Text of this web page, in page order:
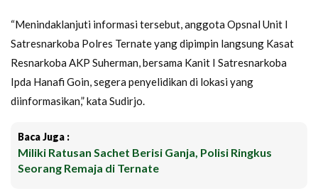
“Menindaklanjuti informasi tersebut, anggota Opsnal Unit I
Satresnarkoba Polres Ternate yang dipimpin langsung Kasat
Resnarkoba AKP Suherman, bersama Kanit I Satresnarkoba
Ipda Hanafi Goin, segera penyelidikan di lokasi yang
diinformasikan,” kata Sudirjo.
Baca Juga :
Miliki Ratusan Sachet Berisi Ganja, Polisi Ringkus
Seorang Remaja di Ternate